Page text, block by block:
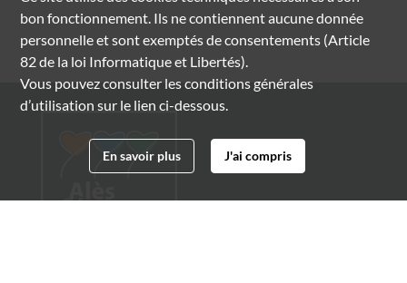
bon fonctionnement. Ils ne contiennent aucune donnée
personnelle et sont exemptés de consentements (Article
82 de la loi Informatique et Libertés).
Vous pouvez consulter les conditions générales
d’utilisation sur le lien ci-dessous.
En savoir plus J'ai compris